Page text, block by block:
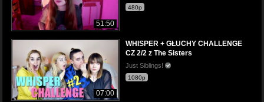
51:50
480p
07:00
WHISPER + GŁUCHY CHALLENGE
CZ 2/2 z The Sisters
Just Siblings!
1080p